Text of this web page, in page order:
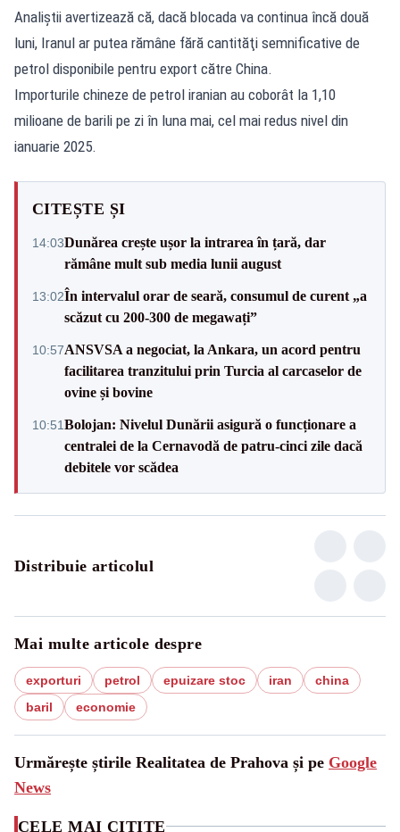
Analiştii avertizează că, dacă blocada va continua încă două
luni, Iranul ar putea rămâne fără cantităţi semnificative de
petrol disponibile pentru export către China.
Importurile chineze de petrol iranian au coborât la 1,10
milioane de barili pe zi în luna mai, cel mai redus nivel din
ianuarie 2025.
CITEȘTE ȘI
14:03Dunărea crește ușor la intrarea în țară, dar
rămâne mult sub media lunii august
13:02În intervalul orar de seară, consumul de curent „a
scăzut cu 200-300 de megawați”
10:57ANSVSA a negociat, la Ankara, un acord pentru
facilitarea tranzitului prin Turcia al carcaselor de
ovine și bovine
10:51Bolojan: Nivelul Dunării asigură o funcționare a
centralei de la Cernavodă de patru-cinci zile dacă
debitele vor scădea
Distribuie articolul
Mai multe articole despre
exporturi petrol epuizare stoc iran
china
baril
economie
Urmărește știrile Realitatea de Prahova și pe Google
News
CELE MAI CITITE